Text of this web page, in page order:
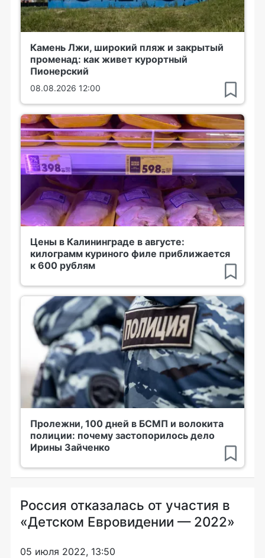
Камень Лжи, широкий пляж и закрытый
променад: как живет курортный
Пионерский
08.08.2026 12:00
Цены в Калининграде в августе:
килограмм куриного филе приближается
к 600 рублям
Пролежни, 100 дней в БСМП и волокита
полиции: почему застопорилось дело
Ирины Зайченко
Россия отказалась от участия в
«Детском Евровидении — 2022»
05 июля 2022, 13:50